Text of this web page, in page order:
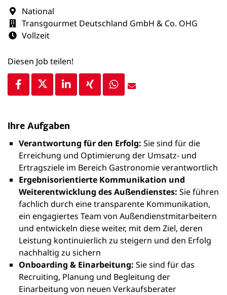
National
Transgourmet Deutschland GmbH & Co. OHG
Vollzeit
Diesen Job teilen!
Ihre Aufgaben
Verantwortung für den Erfolg: Sie sind für die
Erreichung und Optimierung der Umsatz- und
Ertragsziele im Bereich Gastronomie verantwortlich
Ergebnisorientierte Kommunikation und
Weiterentwicklung des Außendienstes: Sie führen
fachlich durch eine transparente Kommunikation,
ein engagiertes Team von Außendienstmitarbeitern
und entwickeln diese weiter, mit dem Ziel, deren
Leistung kontinuierlich zu steigern und den Erfolg
nachhaltig zu sichern
Onboarding & Einarbeitung: Sie sind für das
Recruiting, Planung und Begleitung der
Einarbeitung von neuen Verkaufsberater